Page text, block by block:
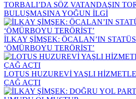
TORBALI’DA SÖZ VATANDAŞIN
BULUŞMASINA YOĞUN İLGİ
İLKAY ŞİMŞEK: ÖCALAN’IN
‘ÖMÜRBOYU TERÖRİST’
LOTUS HUZUREVİ YAŞLI
ÇAĞ AÇTI